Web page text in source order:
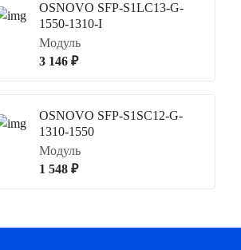
OSNOVO SFP-S1LC13-G-
1550-1310-I
Модуль
3 146 ₽
OSNOVO SFP-S1SC12-G-
1310-1550
Модуль
1 548 ₽